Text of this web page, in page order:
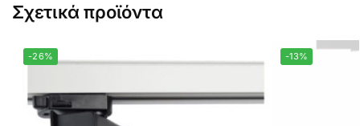
Σχετικά προϊόντα
-26% -13%